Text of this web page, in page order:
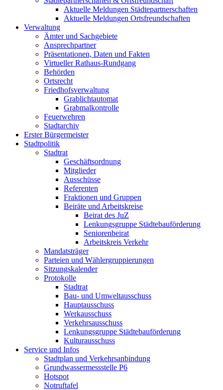
Aktuelle Meldungen Städtepartnerschaften
Aktuelle Meldungen Ortsfreundschaften
Verwaltung
Ämter und Sachgebiete
Ansprechpartner
Präsentationen, Daten und Fakten
Virtueller Rathaus-Rundgang
Behörden
Ortsrecht
Friedhofsverwaltung
Grablichtautomat
Grabmalkontrolle
Feuerwehren
Stadtarchiv
Erster Bürgermeister
Stadtpolitik
Stadtrat
Geschäftsordnung
Mitglieder
Ausschüsse
Referenten
Fraktionen und Gruppen
Beiräte und Arbeitskreise
Beirat des JuZ
Lenkungsgruppe Städtebauförderung
Seniorenbeirat
Arbeitskreis Verkehr
Mandatsträger
Parteien und Wählergruppierungen
Sitzungskalender
Protokolle
Stadtrat
Bau- und Umweltausschuss
Hauptausschuss
Werkausschuss
Verkehrsausschuss
Lenkungsgruppe Städtebauförderung
Kulturausschuss
Service und Infos
Stadtplan und Verkehrsanbindung
Grundwassermessstelle P6
Hotspot
Notruftafel